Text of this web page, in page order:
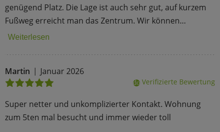
genügend Platz. Die Lage ist auch sehr gut, auf kurzem
Fußweg erreicht man das Zentrum. Wir können…
Weiterlesen
Martin Januar 2026
doneVerifizierte Bewertung
Super netter und unkomplizierter Kontakt. Wohnung
zum 5ten mal besucht und immer wieder toll